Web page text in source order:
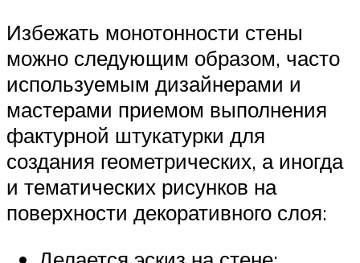
Избежать монотонности стены
можно следующим образом, часто
используемым дизайнерами и
мастерами приемом выполнения
фактурной штукатурки для
создания геометрических, а иногда
и тематических рисунков на
поверхности декоративного слоя: